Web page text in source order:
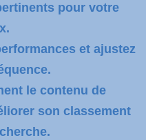
pour votre
et ajustez
le contenu de
son classement